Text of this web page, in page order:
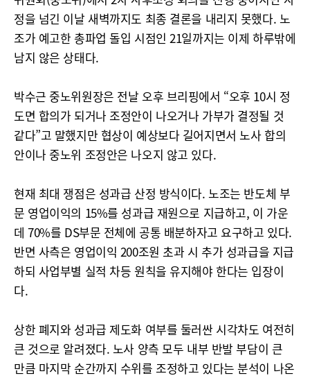
정을 넘긴 이날 새벽까지도 최종 결론을 내리지 못했다. 노
조가 예고한 총파업 돌입 시점인 21일까지는 이제 하루밖에
남지 않은 상태다.
박수근 중노위원장은 전날 오후 브리핑에서 “오후 10시 정
도면 합의가 되거나 조정안이 나오거나 가부가 결정될 것
같다”고 말했지만 협상이 예상보다 길어지면서 노사 합의
안이나 중노위 조정안은 나오지 않고 있다.
현재 최대 쟁점은 성과급 산정 방식이다. 노조는 반도체 부
문 영업이익의 15%를 성과급 재원으로 지급하고, 이 가운
데 70%를 DS부문 전체에 공통 배분하자고 요구하고 있다.
반면 사측은 영업이익 200조원 초과 시 추가 성과급을 지급
하되 사업부별 실적 차등 원칙을 유지해야 한다는 입장이
다.
상한 폐지와 성과급 제도화 여부를 둘러싼 시각차도 여전히
큰 것으로 알려졌다. 노사 양측 모두 내부 반발 부담이 큰
만큼 마지막 순간까지 수위를 조정하고 있다는 분석이 나온